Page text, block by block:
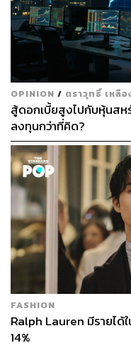
OPINION / ตราวุทธิ์ เหลื
สู้ดอกเบี้ยสูงไปกับหุ้นสห
ลงทุนกว่าที่คิด?
FASHION
Ralph Lauren มีรายไ
14%